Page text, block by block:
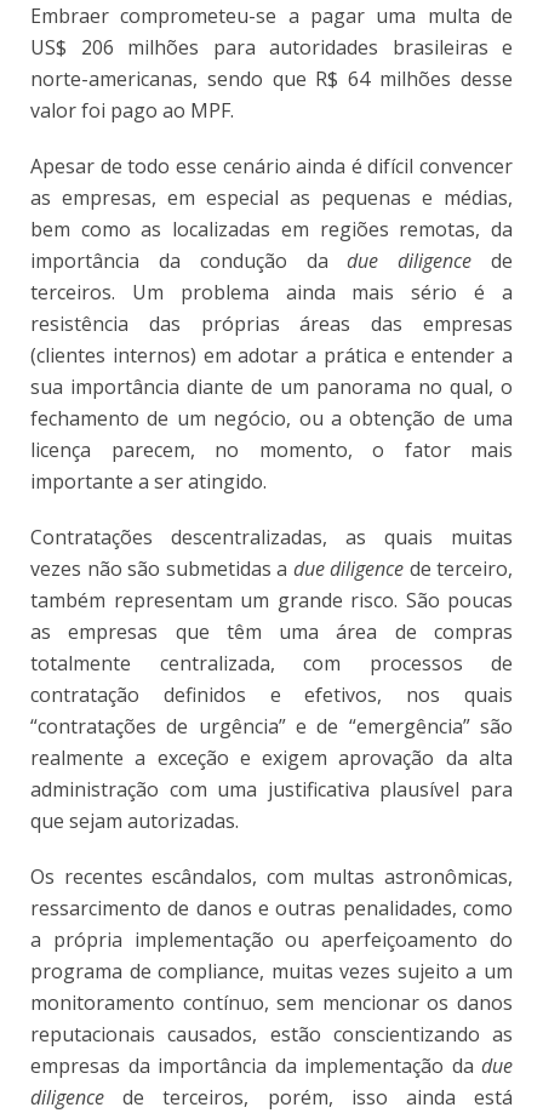
Embraer comprometeu-se a pagar uma multa de
US$ 206 milhões para autoridades brasileiras e
norte-americanas, sendo que R$ 64 milhões desse
valor foi pago ao MPF.
Apesar de todo esse cenário ainda é difícil convencer
as empresas, em especial as pequenas e médias,
bem como as localizadas em regiões remotas, da
importância da condução dadue diligence de
terceiros. Um problema ainda mais sério é a
resistência das próprias áreas das empresas
(clientes internos) em adotar a prática e entender a
sua importância diante de um panorama no qual, o
fechamento de um negócio, ou a obtenção de uma
licença parecem, no momento, o fator mais
importante a ser atingido.
Contratações descentralizadas, as quais muitas
vezes não são submetidas a due diligence de terceiro,
também representam um grande risco. São poucas
as empresas que têm uma área de compras
totalmente centralizada, com processos de
contratação definidos e efetivos, nos quais
“contratações de urgência” e de “emergência” são
realmente a exceção e exigem aprovação da alta
administração com uma justificativa plausível para
que sejam autorizadas.
Os recentes escândalos, com multas astronômicas,
ressarcimento de danos e outras penalidades, como
a própria implementação ou aperfeiçoamento do
programa de compliance, muitas vezes sujeito a um
monitoramento contínuo, sem mencionar os danos
reputacionais causados, estão conscientizando as
empresas da importância da implementação da due
diligence de terceiros, porém, isso ainda está